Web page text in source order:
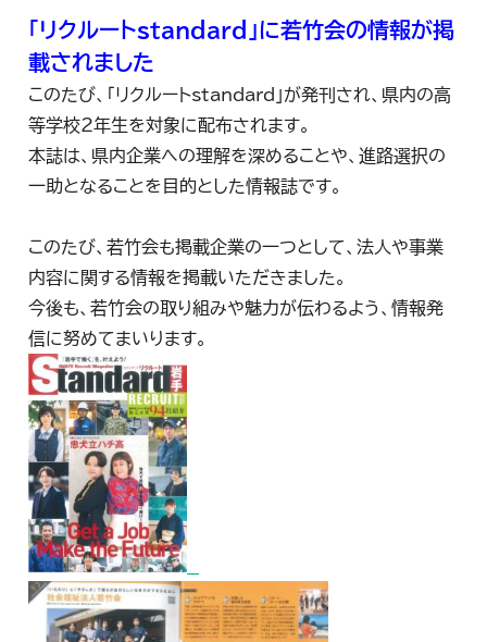
「リクルートstandard」に若竹会の情報が掲
載されました
このたび、「リクルートstandard」が発刊され、県内の高
等学校2年生を対象に配布されます。
本誌は、県内企業への理解を深めることや、進路選択の
一助となることを目的とした情報誌です。
このたび、若竹会も掲載企業の一つとして、法人や事業
内容に関する情報を掲載いただきました。
今後も、若竹会の取り組みや魅力が伝わるよう、情報発
信に努めてまいります。